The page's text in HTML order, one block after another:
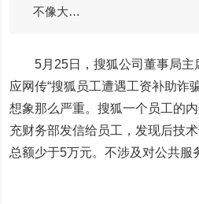
不像大…
5月25日，搜狐公司董事局主
应网传“搜狐员工遭遇工资补助诈
想象那么严重。搜狐一个员工的
充财务部发信给员工，发现后技
总额少于5万元。不涉及对公共服